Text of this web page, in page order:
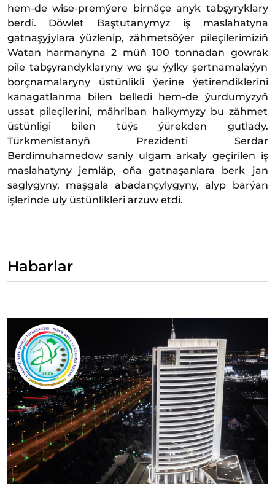
hem-de wise-premýere birnäçe anyk tabşyryklary
berdi. Döwlet Baştutanymyz iş maslahatyna
gatnaşyjylara ýüzlenip, zähmetsöýer pileçilerimiziň
Watan harmanyna 2 müň 100 tonnadan gowrak
pile tabşyrandyklaryny we şu ýylky şertnamalaýyn
borçnamalaryny üstünlikli ýerine ýetirendiklerini
kanagatlanma bilen belledi hem-de ýurdumyzyň
ussat pileçilerini, mähriban halkymyzy bu zähmet
üstünligi bilen tüýs ýürekden gutlady.
Türkmenistanyň Prezidenti Serdar
Berdimuhamedow sanly ulgam arkaly geçirilen iş
maslahatyny jemläp, oňa gatnaşanlara berk jan
saglygyny, maşgala abadançylygyny, alyp barýan
işlerinde uly üstünlikleri arzuw etdi.
Habarlar